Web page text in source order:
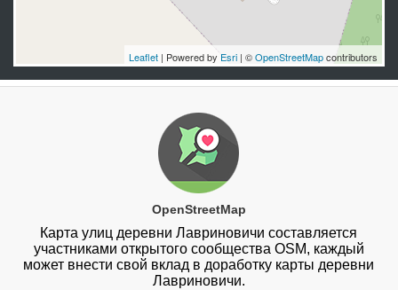
Leaflet | Powered by Esri | ©OpenStreetMapcontributors
OpenStreetMap
Карта улиц деревни Лавриновичи составляется
участниками открытого сообщества OSM, каждый
может внести свой вклад в доработку карты деревни
Лавриновичи.